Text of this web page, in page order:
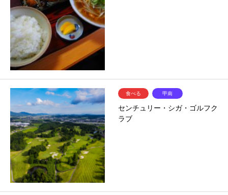
食べる 甲南
センチュリー・シガ・ゴルフク
ラブ